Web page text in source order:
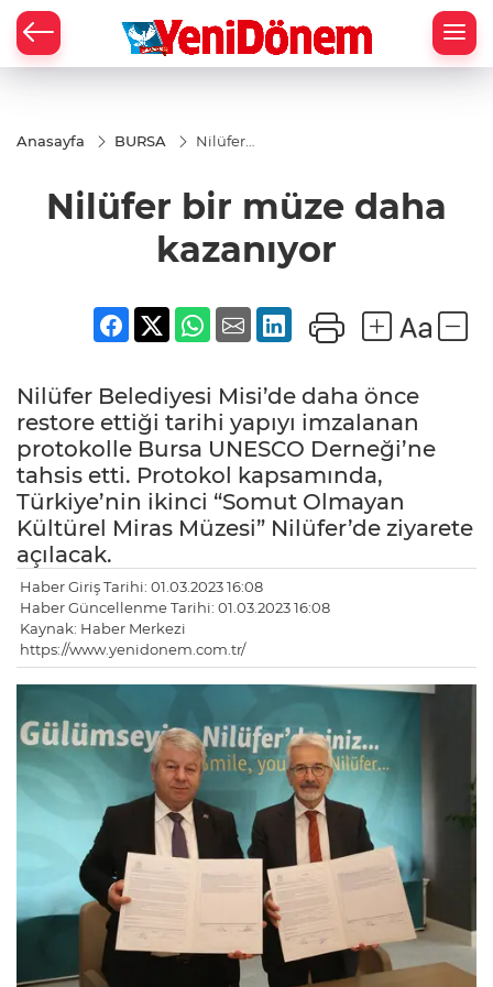
Anasayfa BURSA
Nilüfer
kazanıyor
Nilüfer bir müze daha
kazanıyor
Nilüfer Belediyesi Misi’de daha önce
restore ettiği tarihi yapıyı imzalanan
protokolle Bursa UNESCO Derneği’ne
tahsis etti. Protokol kapsamında,
Türkiye’nin ikinci “Somut Olmayan
Kültürel Miras Müzesi” Nilüfer’de ziyarete
açılacak.
Haber Giriş Tarihi: 01.03.2023 16:08
Haber Güncellenme Tarihi: 01.03.2023 16:08
Kaynak: Haber Merkezi
https://www.yenidonem.com.tr/